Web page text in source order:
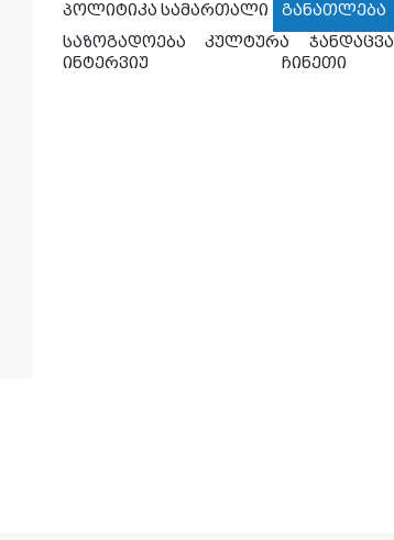
პოლიტიკა სამართალი განათლება
საზოგადოება
კულტურა ჯანდაცვა
ინტერვიუ
ჩინეთი